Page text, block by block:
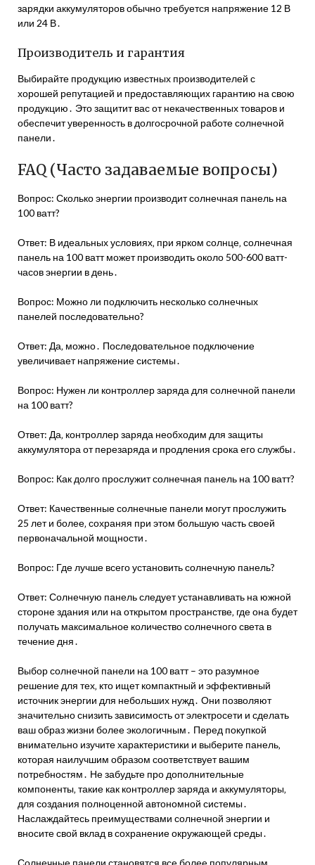
зарядки аккумуляторов обычно требуется напряжение 12 В
или 24 В․
Производитель и гарантия
Выбирайте продукцию известных производителей с
хорошей репутацией и предоставляющих гарантию на свою
продукцию․ Это защитит вас от некачественных товаров и
обеспечит уверенность в долгосрочной работе солнечной
панели․
FAQ (Часто задаваемые вопросы)
Вопрос: Сколько энергии производит солнечная панель на
100 ватт?
Ответ: В идеальных условиях‚ при ярком солнце‚ солнечная
панель на 100 ватт может производить около 500-600 ватт-
часов энергии в день․
Вопрос: Можно ли подключить несколько солнечных
панелей последовательно?
Ответ: Да‚ можно․ Последовательное подключение
увеличивает напряжение системы․
Вопрос: Нужен ли контроллер заряда для солнечной панели
на 100 ватт?
Ответ: Да‚ контроллер заряда необходим для защиты
аккумулятора от перезаряда и продления срока его службы․
Вопрос: Как долго прослужит солнечная панель на 100 ватт?
Ответ: Качественные солнечные панели могут прослужить
25 лет и более‚ сохраняя при этом большую часть своей
первоначальной мощности․
Вопрос: Где лучше всего установить солнечную панель?
Ответ: Солнечную панель следует устанавливать на южной
стороне здания или на открытом пространстве‚ где она будет
получать максимальное количество солнечного света в
течение дня․
Выбор солнечной панели на 100 ватт – это разумное
решение для тех‚ кто ищет компактный и эффективный
источник энергии для небольших нужд․ Они позволяют
значительно снизить зависимость от электросети и сделать
ваш образ жизни более экологичным․ Перед покупкой
внимательно изучите характеристики и выберите панель‚
которая наилучшим образом соответствует вашим
потребностям․ Не забудьте про дополнительные
компоненты‚ такие как контроллер заряда и аккумуляторы‚
для создания полноценной автономной системы․
Наслаждайтесь преимуществами солнечной энергии и
вносите свой вклад в сохранение окружающей среды․
Солнечные панели становятся все более популярным